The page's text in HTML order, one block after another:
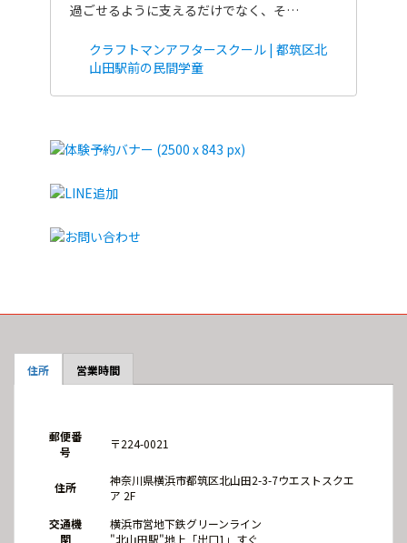
過ごせるように支えるだけでなく、そ…
クラフトマンアフタースクール | 都筑区北
山田駅前の民間学童
住所 営業時間
郵便番
号
〒224-0021
住所
神奈川県横浜市都筑区北山田2-3-7ウエストスクエ
ア 2F
交通機
関
横浜市営地下鉄グリーンライン
"北山田駅"地上「出口1」すぐ